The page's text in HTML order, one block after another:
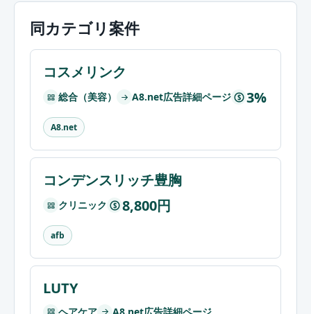
同カテゴリ案件
コスメリンク
総合（美容） A8.net広告詳細ページ $ 3%
A8.net
コンデンスリッチ豊胸
クリニック $ 8,800円
afb
LUTY
ヘアケア A8.net広告詳細ページ